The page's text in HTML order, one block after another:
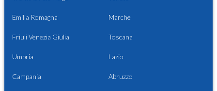
Emilia Romagna Marche
Friuli Venezia Giulia Toscana
Umbria Lazio
Campania Abruzzo